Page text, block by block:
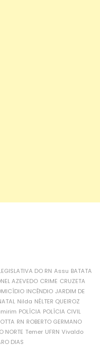
DO RN Assu BATATA
AZEVEDO CRIME CRUZETA
INCÊNDIO JARDIM DE
Nilda NÉLTER QUEIROZ
POLÍCIA POLÍCIA CIVIL
RN ROBERTO GERMANO
NORTE Temer UFRN Vivaldo
DIAS